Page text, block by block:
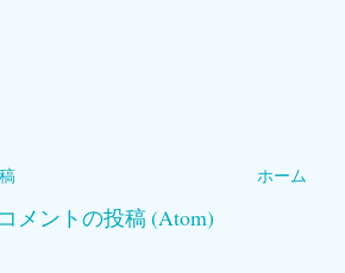
ホーム
コメントの投稿 (Atom)